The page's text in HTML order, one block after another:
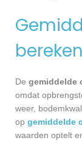
De gemiddelde
omdat
weer,
op gemiddelde
waarden optelt